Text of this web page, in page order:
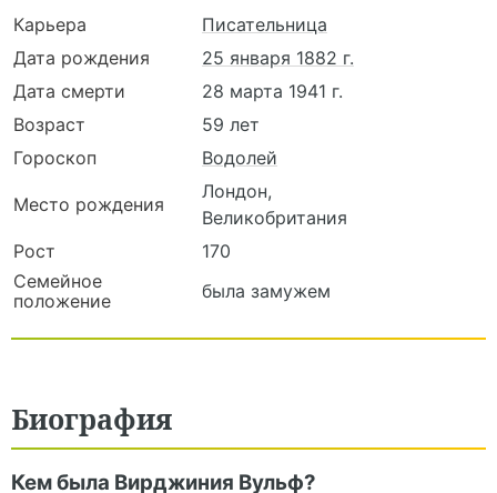
Карьера
Писательница
Дата рождения
25 января 1882 г.
Дата смерти
28 марта 1941 г.
Возраст
59 лет
Гороскоп
Водолей
Место рождения
Лондон,
Великобритания
Рост
170
Семейное
положение
была замужем
Биография
Кем была Вирджиния Вульф?